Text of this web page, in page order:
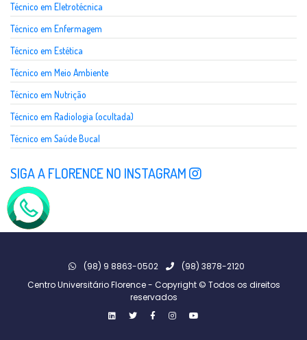
Técnico em Eletrotécnica
Técnico em Enfermagem
Técnico em Estética
Técnico em Meio Ambiente
Técnico em Nutrição
Técnico em Radiologia (ocultada)
Técnico em Saúde Bucal
SIGA A FLORENCE NO INSTAGRAM
(98) 9 8863-0502
(98) 3878-2120
Centro Universitário Florence - Copyright © Todos os direitos
reservados